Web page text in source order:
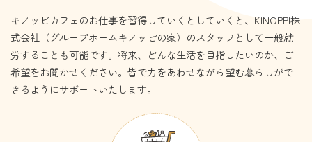
キノッピカフェのお仕事を習得していくとしていくと、KINOPPI株
式会社（グループホームキノッピの家）のスタッフとして一般就
労することも可能です。将来、どんな生活を目指したいのか、ご
希望をお聞かせください。皆で力をあわせながら望む暮らしがで
きるようにサポートいたします。